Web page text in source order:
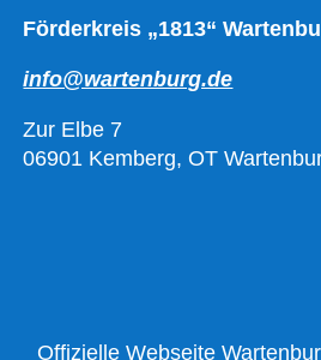
Förderkreis „1813“
info@wartenburg.de
Zur Elbe 7
06901 Kemberg, OT
Offizielle Webseite